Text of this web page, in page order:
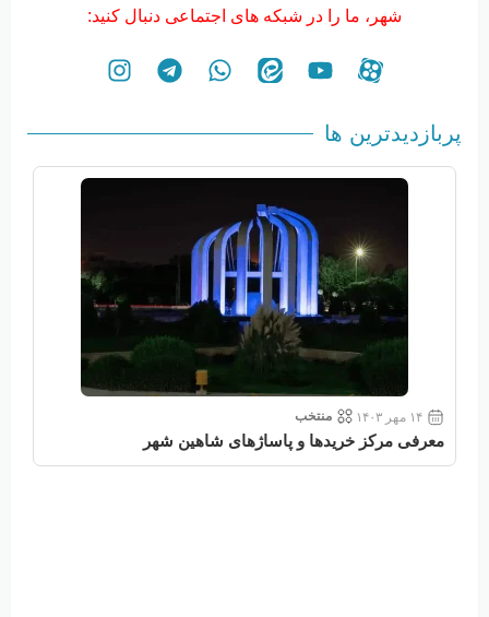
شهر، ما را در شبکه های اجتماعی دنبال کنید:
پربازدیدترین ها
۱۴ مهر ۱۴۰۳ منتخب
معرفی مرکز خریدها و پاساژهای شاهین شهر